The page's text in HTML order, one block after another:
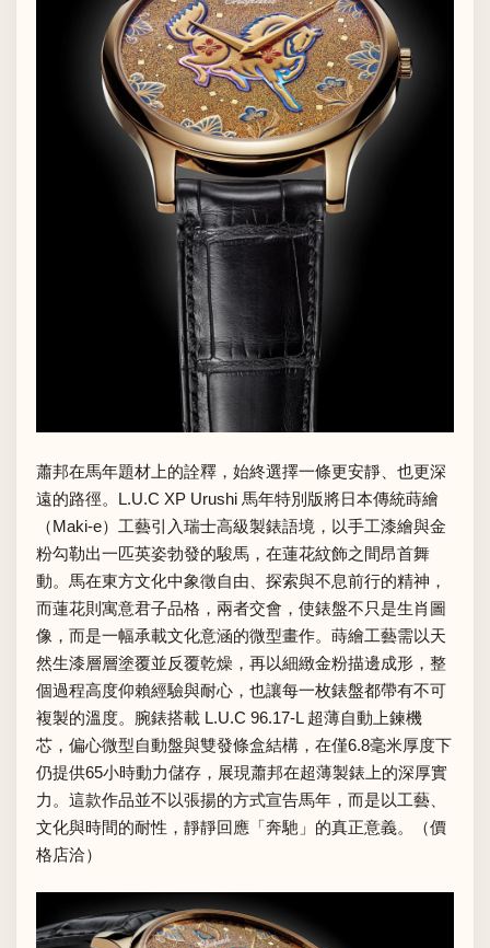
蕭邦在馬年題材上的詮釋，始終選擇一條更安靜、也更深
遠的路徑。L.U.C XP Urushi 馬年特別版將日本傳統蒔繪
（Maki-e）工藝引入瑞士高級製錶語境，以手工漆繪與金
粉勾勒出一匹英姿勃發的駿馬，在蓮花紋飾之間昂首舞
動。馬在東方文化中象徵自由、探索與不息前行的精神，
而蓮花則寓意君子品格，兩者交會，使錶盤不只是生肖圖
像，而是一幅承載文化意涵的微型畫作。蒔繪工藝需以天
然生漆層層塗覆並反覆乾燥，再以細緻金粉描邊成形，整
個過程高度仰賴經驗與耐心，也讓每一枚錶盤都帶有不可
複製的溫度。腕錶搭載 L.U.C 96.17-L 超薄自動上鍊機
芯，偏心微型自動盤與雙發條盒結構，在僅6.8毫米厚度下
仍提供65小時動力儲存，展現蕭邦在超薄製錶上的深厚實
力。這款作品並不以張揚的方式宣告馬年，而是以工藝、
文化與時間的耐性，靜靜回應「奔馳」的真正意義。（價
格店洽）